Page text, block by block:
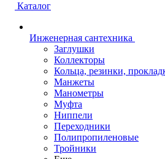
Каталог
Инженерная сантехника
Заглушки
Коллекторы
Кольца, резинки,
Манжеты
Манометры
Муфта
Ниппели
Переходники
Полипропиленовые
Тройники